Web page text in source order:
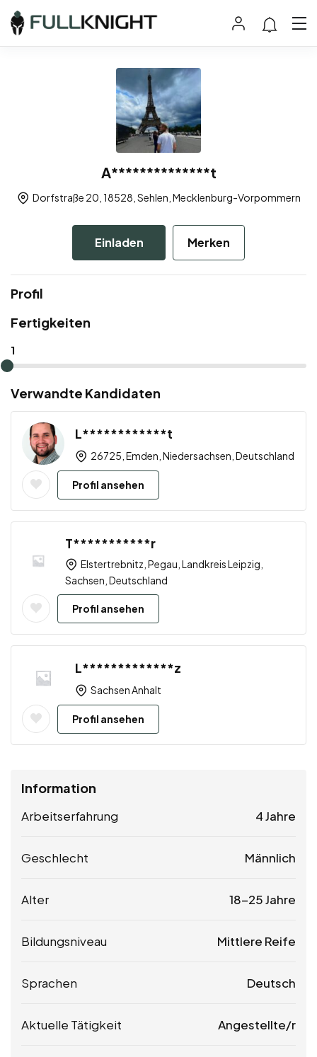
A**************t
Dorfstraße 20, 18528, Sehlen, Mecklenburg-Vorpommern
Einladen Merken
Profil
Fertigkeiten
1
Verwandte Kandidaten
L************t
26725, Emden, Niedersachsen, Deutschland
Profil ansehen
T***********r
Elstertrebnitz, Pegau, Landkreis Leipzig,
Sachsen, Deutschland
Profil ansehen
L*************z
Sachsen Anhalt
Profil ansehen
Information
Arbeitserfahrung 4 Jahre
Geschlecht Männlich
Alter 18-25 Jahre
Bildungsniveau Mittlere Reife
Sprachen Deutsch
Aktuelle Tätigkeit Angestellte/r